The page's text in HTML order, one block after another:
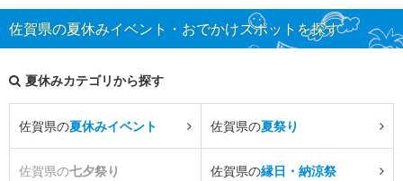
佐賀県の夏休みイベント・おでかけスポットを探す
夏休みカテゴリから探す
佐賀県の夏休みイベント 佐賀県の夏祭り
佐賀県の七夕祭り 佐賀県の縁日・納涼祭